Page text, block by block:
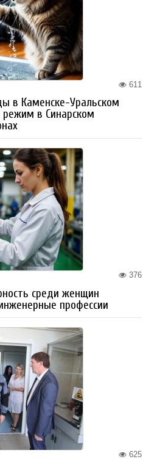
611
в Каменске-Уральском
в Синарском
376
среди женщин
профессии
625